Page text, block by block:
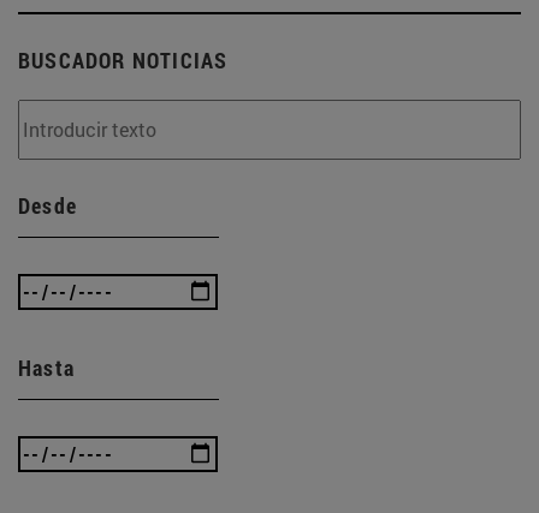
BUSCADOR NOTICIAS
Desde
Hasta